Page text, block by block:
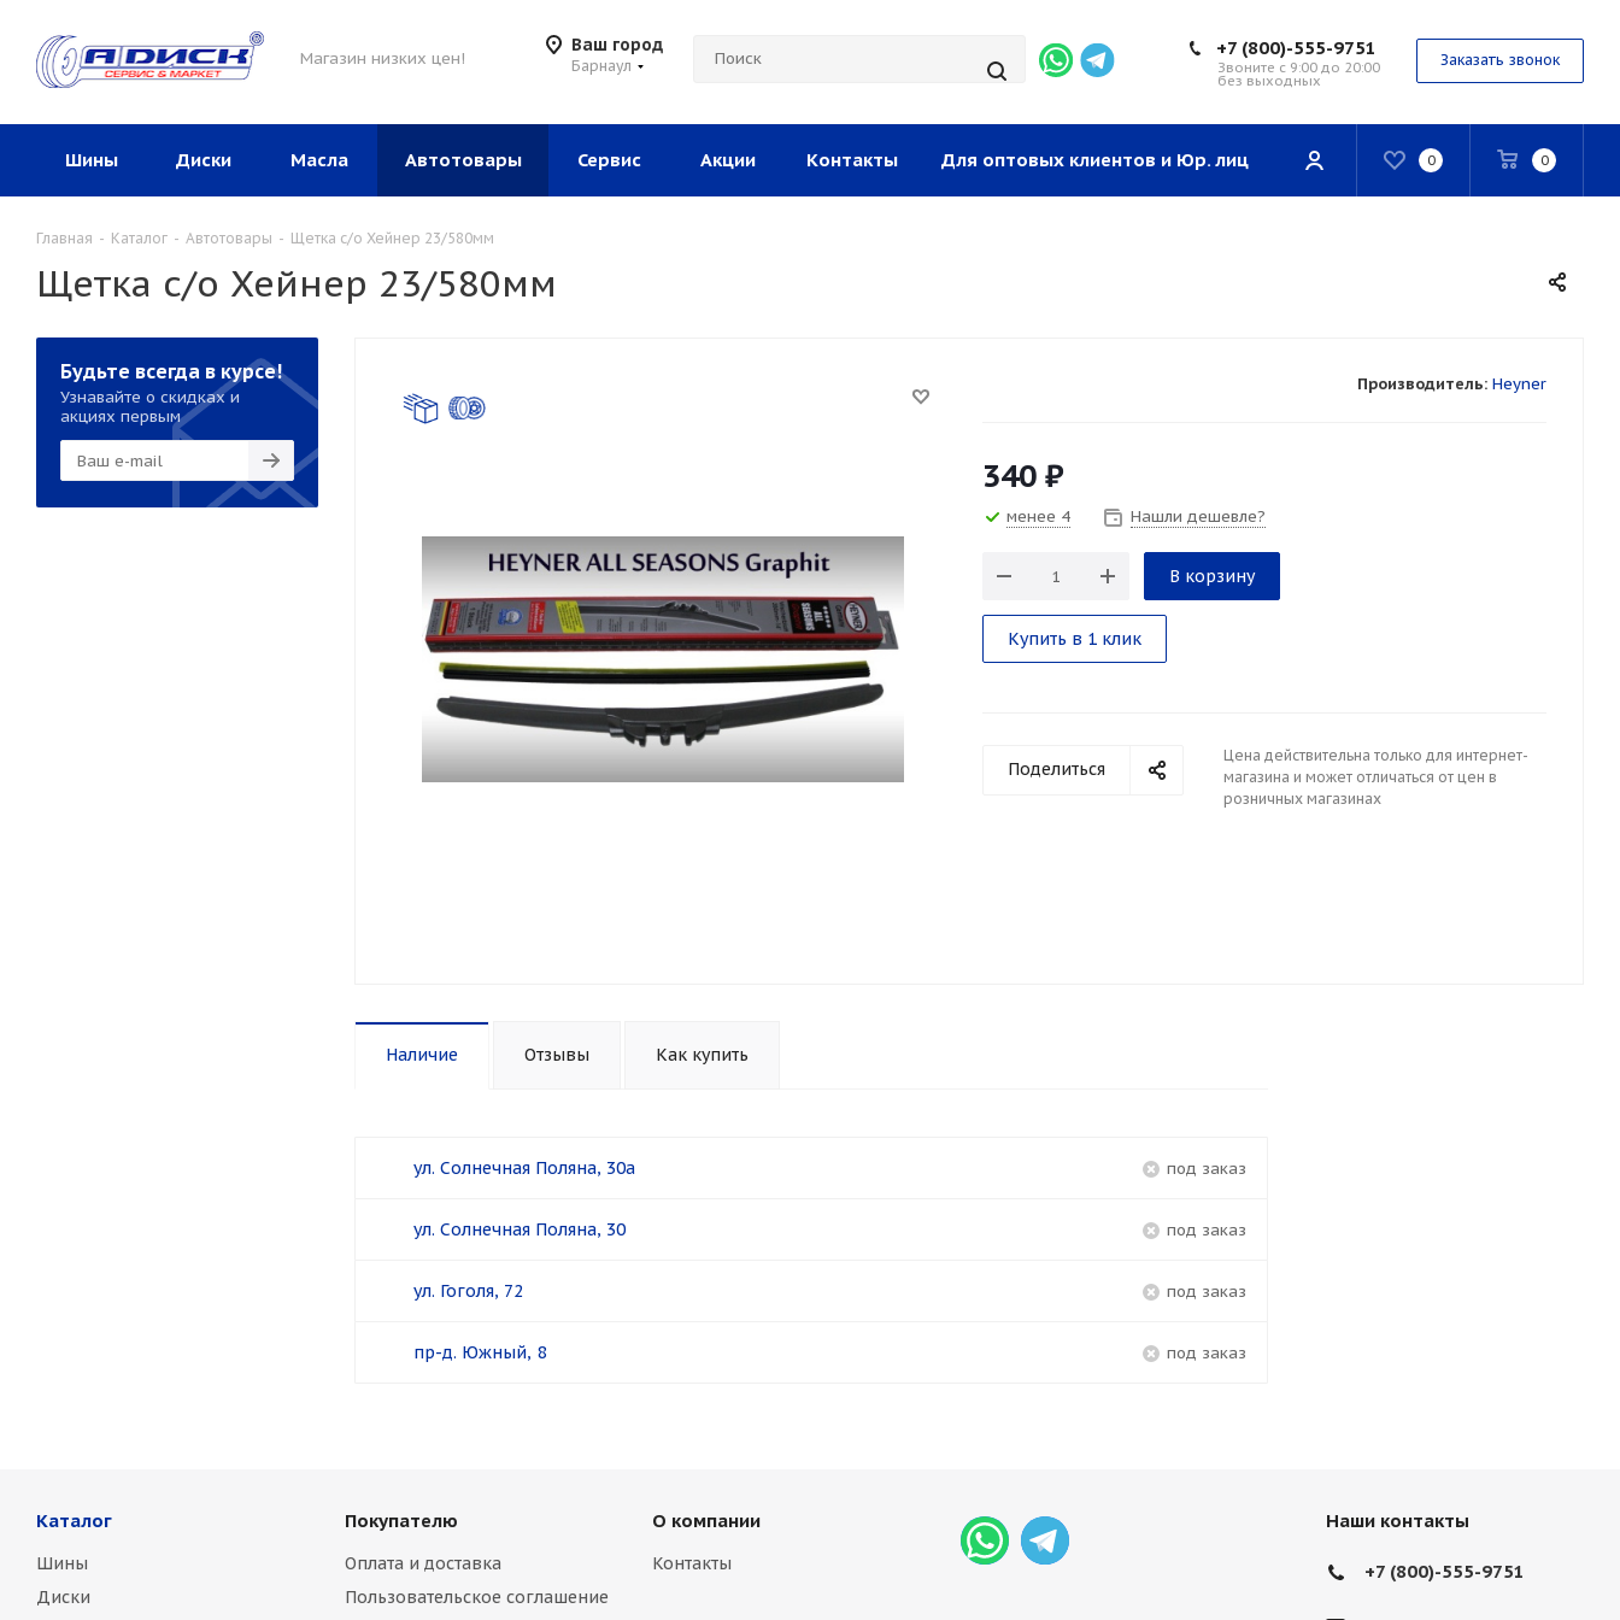
Магазин низких цен!
Ваш город
Барнаул
+7 (800)-555-9751
Звоните с 9:00 до 20:00
без выходных
Заказать звонок
0 0
Шины Диски Масла Автотовары Сервис Акции Контакты Для оптовых клиентов и Юр. лиц
Главная - Каталог - Автотовары - Щетка с/о Хейнер 23/580мм
Щетка с/о Хейнер 23/580мм
Производитель: Heyner
340 ₽
менее 4 Нашли дешевле?
В корзину
Купить в 1 клик
Поделиться
Цена действительна только для интернет-
магазина и может отличаться от цен в
розничных магазинах
Наличие Отзывы Как купить
Под заказ
ул. Солнечная Поляна, 30а
Под заказ
ул. Солнечная Поляна, 30
Под заказ
ул. Гоголя, 72
Под заказ
пр-д. Южный, 8
Будьте всегда в курсе!
Узнавайте о скидках и
акциях первым
Каталог
Шины
Диски
Покупателю
Оплата и доставка
Пользовательское соглашение
О компании
Контакты
Наши контакты
+7 (800)-555-9751